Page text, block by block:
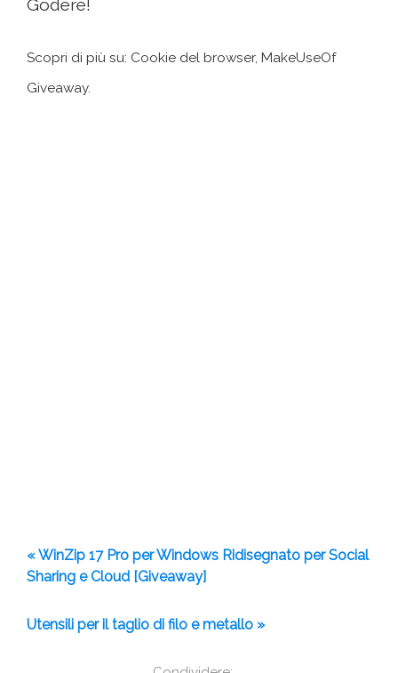
Godere!
Scopri di più su: Cookie del browser, MakeUseOf
Giveaway.
« WinZip 17 Pro per Windows Ridisegnato per Social
Sharing e Cloud [Giveaway]
Utensili per il taglio di filo e metallo »